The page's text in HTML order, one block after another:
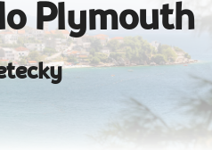
Plymouth